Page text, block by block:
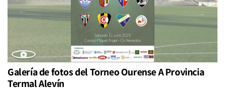
Galería de fotos del Torneo Ourense A Provincia
Termal Alevín